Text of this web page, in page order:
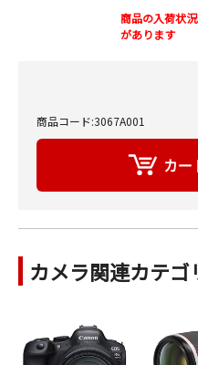
商品の入荷状
があります
商品コード:3067A001
カメラ関連カテゴ